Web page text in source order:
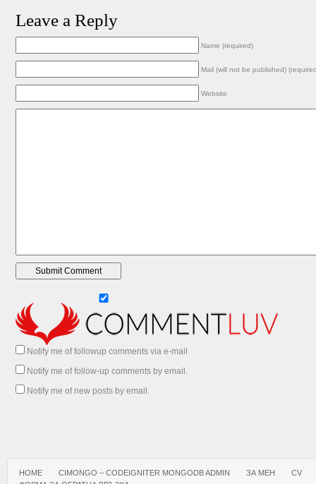
Leave a Reply
Name (required)
Mail (will not be published)
Website
Notify me of followup comments via e-mail
Notify me of follow-up comments by email.
Notify me of new posts by email.
HOME CIMONGO – CODEIGNITER MONGODB ADMIN ЗА МЕН
CV